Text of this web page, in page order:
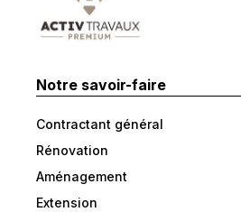
Notre savoir-faire
Contractant général
Rénovation
Aménagement
Extension